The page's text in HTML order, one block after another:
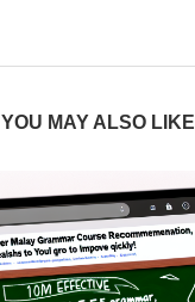
YOU MAY ALSO LIKE